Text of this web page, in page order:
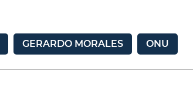
GERARDO MORALES ONU